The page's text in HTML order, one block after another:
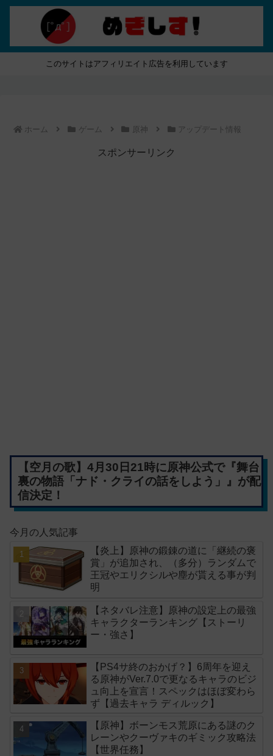
このサイトはアフィリエイト広告を利用しています
ホーム ゲーム 原神 アップデート情報
スポンサーリンク
【空月の歌】4月30日21時に原神公式で『舞台
裏の物語「ナド・クライの話をしよう」』が配
信決定！
今月の人気記事
【炎上】原神の鍛錬の道に「継続の褒
賞」が追加され、（多分）ランダムで
王冠やエリクシルや塵が貰える事が判
明
【ネタバレ注意】原神の設定上の最強
キャラクターランキング【ストーリ
ー・強さ】
【PS4サ終のおかげ？】6周年を迎え
る原神がVer.7.0で更なるキャラのビジ
ュ向上を宣言！スペックはほぼ変わら
ず【過去キャラ ディルック】
【原神】ボーンモス荒原にある謎のク
レーンやクーヴァキのギミック攻略法
【世界任務】